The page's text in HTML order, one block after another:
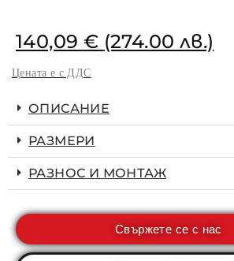
140,09 € (274.00 лв.)
Цената е с ДДС
ОПИСАНИЕ
РАЗМЕРИ
РАЗНОС И МОНТАЖ
Свържете се с нас